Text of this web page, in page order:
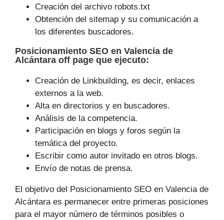
Creación del archivo robots.txt
Obtención del sitemap y su comunicación a
los diferentes buscadores.
Posicionamiento SEO en Valencia de
Alcántara off page que ejecuto:
Creación de Linkbuilding, es decir, enlaces
externos a la web.
Alta en directorios y en buscadores.
Análisis de la competencia.
Participación en blogs y foros según la
temática del proyecto.
Escribir como autor invitado en otros blogs.
Envío de notas de prensa.
El objetivo del Posicionamiento SEO en Valencia de
Alcántara es permanecer entre primeras posiciones
para el mayor número de tér­minos posibles o